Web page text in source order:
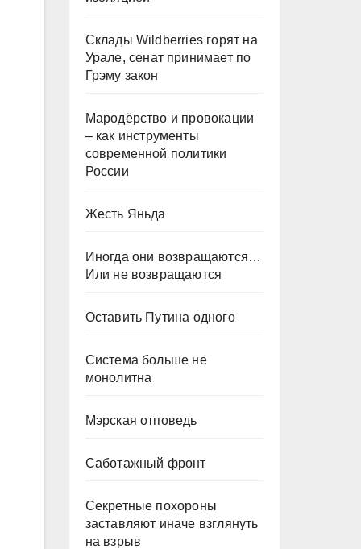
Склады Wildberries горят на
Урале, сенат принимает по
Грэму закон
Мародёрство и провокации
– как инструменты
современной политики
России
Жесть Яньда
Иногда они возвращаются…
Или не возвращаются
Оставить Путина одного
Система больше не
монолитна
Мэрская отповедь
Саботажный фронт
Секретные похороны
заставляют иначе взглянуть
на взрыв